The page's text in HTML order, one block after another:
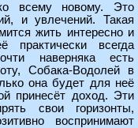
всему новому. Это
и увлечений. Такая
жить интересно и
всегда
наверняка есть
Собака-Водолей в
она будет для неё
принесёт доход. Эти
свои горизонты,
воспринимают